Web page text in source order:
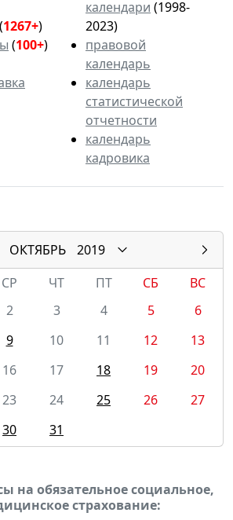
(1267+)
(100+)
календари (1998-
2023)
правовой
календарь
календарь
статистической
отчетности
календарь
кадровика
ОКТЯБРЬ
2019
СР ЧТ ПТ СБ
ВС
2 3 4 5
6
9 10 11 12
13
16 17 18 19
20
23 24 25 26
27
30 31
на обязательное социальное,
страхование: